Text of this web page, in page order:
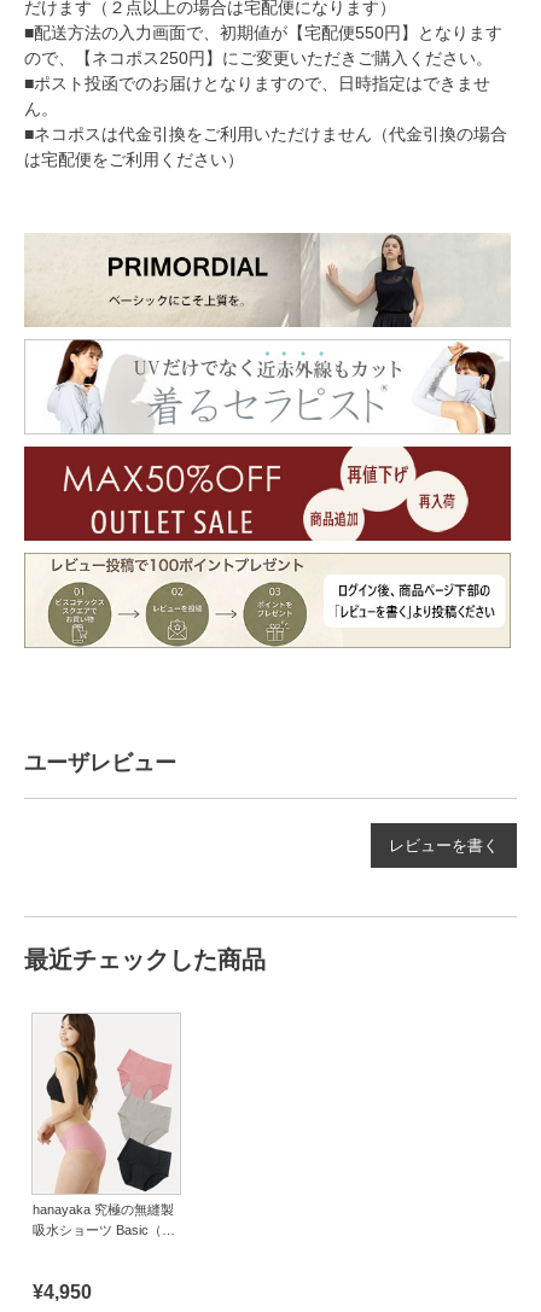
だけます（２点以上の場合は宅配便になります）
■配送方法の入力画面で、初期値が【宅配便550円】となります
ので、【ネコポス250円】にご変更いただきご購入ください。
■ポスト投函でのお届けとなりますので、日時指定はできませ
ん。
■ネコポスは代金引換をご利用いただけません（代金引換の場合
は宅配便をご利用ください）
ユーザレビュー
レビューを書く
最近チェックした商品
hanayaka 究極の無縫製
吸水ショーツ Basic（日
¥4,950